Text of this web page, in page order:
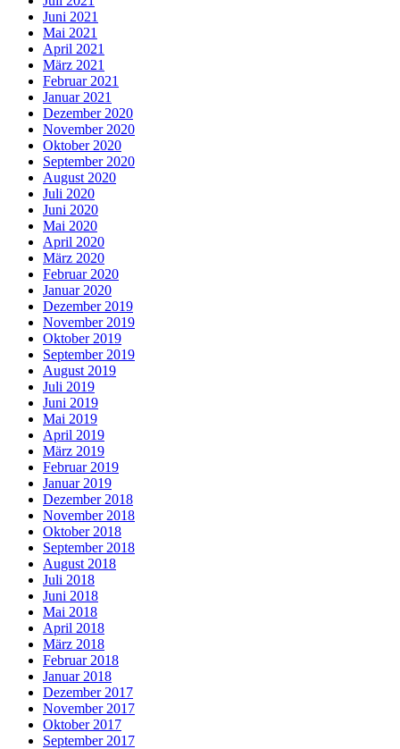
Juni 2021
Mai 2021
April 2021
März 2021
Februar 2021
Januar 2021
Dezember 2020
November 2020
Oktober 2020
September 2020
August 2020
Juli 2020
Juni 2020
Mai 2020
April 2020
März 2020
Februar 2020
Januar 2020
Dezember 2019
November 2019
Oktober 2019
September 2019
August 2019
Juli 2019
Juni 2019
Mai 2019
April 2019
März 2019
Februar 2019
Januar 2019
Dezember 2018
November 2018
Oktober 2018
September 2018
August 2018
Juli 2018
Juni 2018
Mai 2018
April 2018
März 2018
Februar 2018
Januar 2018
Dezember 2017
November 2017
Oktober 2017
September 2017